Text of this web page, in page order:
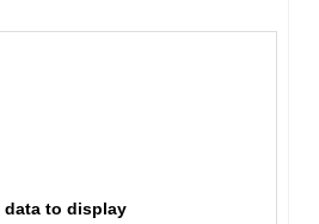
data to display